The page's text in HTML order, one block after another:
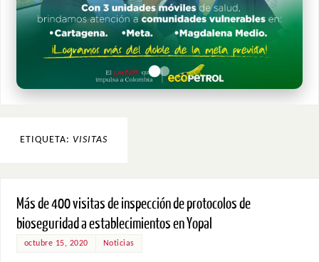
ETIQUETA: VISITAS
Más de 400 visitas de inspección de protocolos de
bioseguridad a establecimientos en Yopal
octubre 15, 2020 Noticias